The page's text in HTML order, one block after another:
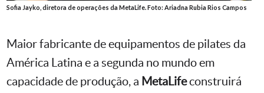
Sofia Jayko, diretora de operações da MetaLife. Foto: Ariadna Rubia Rios Campos
Maior fabricante de equipamentos de pilates da
América Latina e a segunda no mundo em
capacidade de produção, a MetaLifeconstruirá